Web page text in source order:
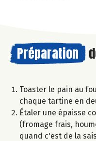
Préparation
Toaster le pain au
chaque tartine en
Étaler une épaisse
(fromage frais,
quand c'est de la